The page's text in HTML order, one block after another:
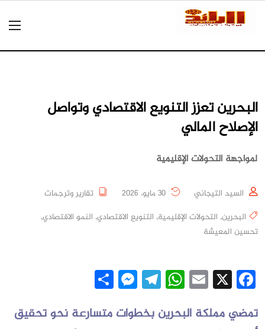
البحرين تعزز التنويع الاقتصادي وتواصل
الإصلاح المالي
لمواجهة التحولات الإقليمية
السيد التيجاني
تقارير وترجمات
البحرين, التحولات الإقليمية, التنويع الاقتصادي, النمو الاقتصادي,
تحسين المعيشة
Facebook
X
Email
WhatsApp
Telegram
Messenger
تمضي مملكة البحرين بخطوات متسارعة نحو تحقيق